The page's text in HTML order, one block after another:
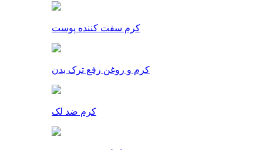
کرم سفت کننده پوست
کرم و روغن رفع ترک بدن
کرم ضد لک